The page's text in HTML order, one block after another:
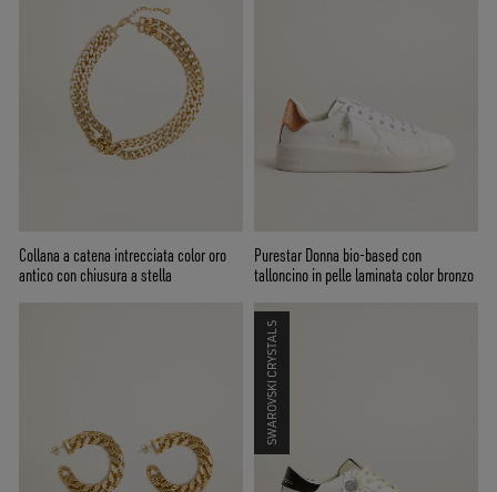
Collana a catena intrecciata color oro
antico con chiusura a stella
Purestar Donna bio-based con
talloncino in pelle laminata color bronzo
SWAROVSKI CRYSTALS